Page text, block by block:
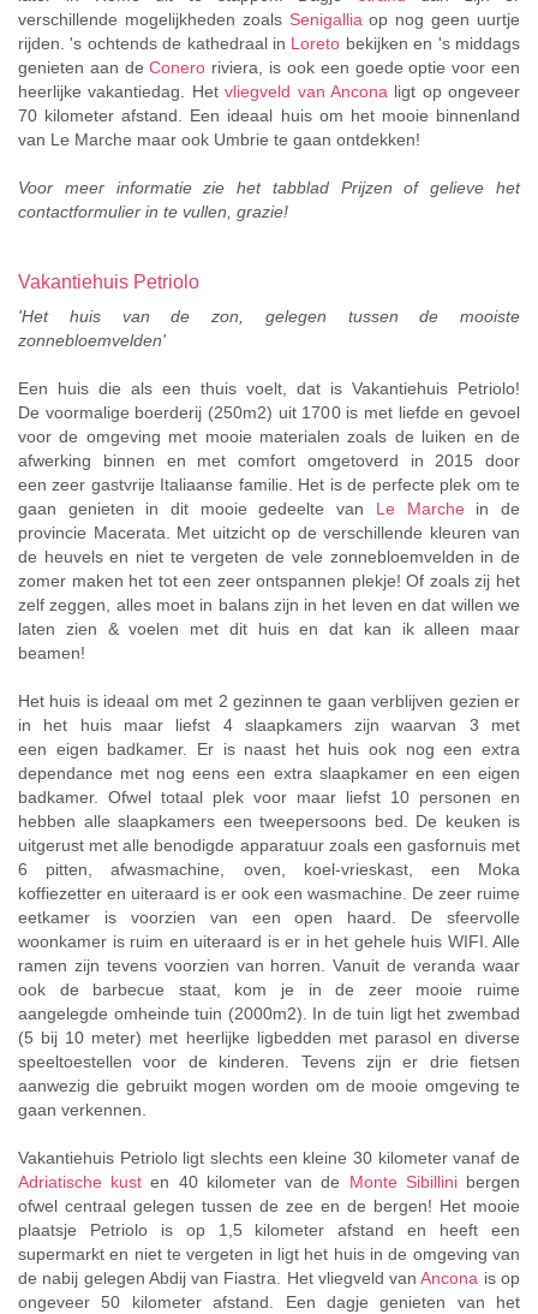
verschillende mogelijkheden zoals Senigallia op nog geen uurtje
rijden. 's ochtends de kathedraal in Loreto bekijken en 's middags
genieten aan deConero riviera, is ook een goede optie voor een
heerlijke vakantiedag. Hetvliegveld van Ancona ligt op ongeveer
70 kilometer afstand. Een ideaal huis om het mooie binnenland
van Le Marche maar ook Umbrie te gaan ontdekken!
Voor meer informatie zie het tabblad Prijzen of gelieve het
contactformulier in te vullen, grazie!
Vakantiehuis Petriolo
'Het huis van de zon, gelegen tussen de mooiste
zonnebloemvelden'
Een huis die als een thuis voelt, dat is Vakantiehuis Petriolo!
De voormalige boerderij (250m2) uit 1700 is met liefde en gevoel
voor de omgeving met mooie materialen zoals de luiken en de
afwerking binnen en met comfort omgetoverd in 2015 door
een zeer gastvrije Italiaanse familie. Het is de perfecte plek om te
gaan genieten in dit mooie gedeelte van Le Marche in de
provincie Macerata. Met uitzicht op de verschillende kleuren van
de heuvels en niet te vergeten de vele zonnebloemvelden in de
zomer maken het tot een zeer ontspannen plekje! Of zoals zij het
zelf zeggen, alles moet in balans zijn in het leven en dat willen we
laten zien & voelen met dit huis en dat kan ik alleen maar
beamen!
Het huis is ideaal om met 2 gezinnen te gaan verblijven gezien er
in het huis maar liefst 4 slaapkamers zijn waarvan 3 met
een eigen badkamer. Er is naast het huis ook nog een extra
dependance met nog eens een extra slaapkamer en een eigen
badkamer. Ofwel totaal plek voor maar liefst 10 personen en
hebben alle slaapkamers een tweepersoons bed. De keuken is
uitgerust met alle benodigde apparatuur zoals een gasfornuis met
6 pitten, afwasmachine, oven, koel-vrieskast, een Moka
koffiezetter en uiteraard is er ook een wasmachine. De zeer ruime
eetkamer is voorzien van een open haard. De sfeervolle
woonkamer is ruim en uiteraard is er in het gehele huis WIFI. Alle
ramen zijn tevens voorzien van horren. Vanuit de veranda waar
ook de barbecue staat, kom je in de zeer mooie ruime
aangelegde omheinde tuin (2000m2). In de tuin ligt het zwembad
(5 bij 10 meter) met heerlijke ligbedden met parasol en diverse
speeltoestellen voor de kinderen. Tevens zijn er drie fietsen
aanwezig die gebruikt mogen worden om de mooie omgeving te
gaan verkennen.
Vakantiehuis Petriolo ligt slechts een kleine 30 kilometer vanaf de
Adriatische kust en 40 kilometer van de Monte Sibillini bergen
ofwel centraal gelegen tussen de zee en de bergen! Het mooie
plaatsje Petriolo is op 1,5 kilometer afstand en heeft een
supermarkt en niet te vergeten in ligt het huis in de omgeving van
de nabij gelegen Abdij van Fiastra. Het vliegveld vanAncona is op
ongeveer 50 kilometer afstand. Een dagje genieten van het